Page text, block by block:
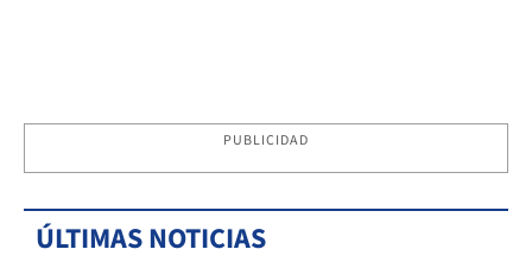
PUBLICIDAD
ÚLTIMAS NOTICIAS